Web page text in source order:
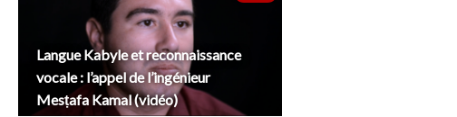
Langue Kabyle et reconnaissance
vocale : l’appel de l’ingénieur
Mesṭafa Kamal (vidéo)